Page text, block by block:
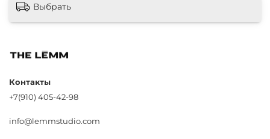
Выбрать
Контакты
+7(910) 405-42-98
info@lemmstudio.com